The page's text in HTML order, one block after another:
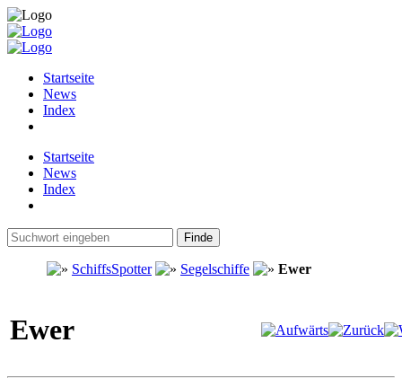
Startseite
News
Index
Startseite
News
Index
SchiffsSpotter Segelschiffe Ewer
Ewer